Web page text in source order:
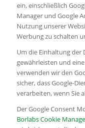
ein, einschließlich
Manager und Google
Nutzung unserer
Werbung zu schalten
Um die Einhaltung
gewährleisten und
verwenden wir den
sicher, dass Google-
verarbeiten, wenn Sie
Der Google Consent
Borlabs Cookie